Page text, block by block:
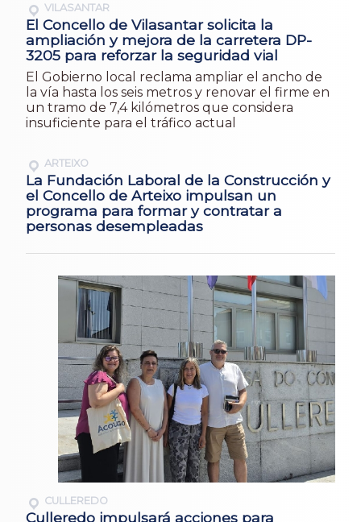
VILASANTAR
El Concello de Vilasantar solicita la
ampliación y mejora de la carretera DP-
3205 para reforzar la seguridad vial
El Gobierno local reclama ampliar el ancho de
la vía hasta los seis metros y renovar el firme en
un tramo de 7,4 kilómetros que considera
insuficiente para el tráfico actual
ARTEIXO
La Fundación Laboral de la Construcción y
el Concello de Arteixo impulsan un
programa para formar y contratar a
personas desempleadas
CULLEREDO
Culleredo impulsará acciones para